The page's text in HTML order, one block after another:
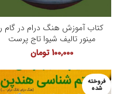
کتاب آموزش هنگ درام در گام ر
مینور تالیف شیوا تاج پرست
100,000 تومان
فروخته
شده